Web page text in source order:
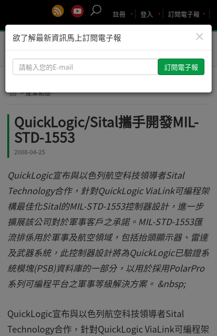
訂閱電子報
登入
註冊
Toggle
> 產業動態
QuickLogic/Sital攜手開發MIL-
STD-1553
2008-04-25
QuickLogic宣布與以色列航空科技領導者Sital
Technology合作，針對QuickLogic ViaLink可編程架
構最佳化Sital的MIL-STD-1553控制器設計，進一步
擴展該公司對於軍事客戶之承諾。MIL-STD-1553匯
流排係用於軍事及航空領域，包括抬頭顯示器、雷達
及武器系統，此控制器設計將為QuickLogic已驗證系
統模塊(PSB)資料庫的一部分，以用於採用PolarPro
系列可編程平台之軍事等級解決方案。 &nbsp;
QuickLogic宣布與以色列航空科技領導者Sital
Technology合作，針對QuickLogic ViaLink可編程架
×
欲了解最新資訊馬上訂閱電子報
請
輸
您
E-
mail